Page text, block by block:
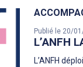
Publié le 20/
L’ANFH
L’ANFH